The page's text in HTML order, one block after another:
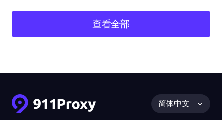
查看全部
简体中文